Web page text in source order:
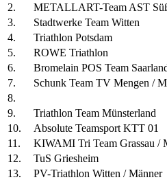
2.
METALLART-Team AST
3.
Stadtwerke Team Witten
4.
Triathlon Potsdam
5.
ROWE Triathlon
6.
Bromelain POS Team
7.
Schunk Team TV Mengen /
8.
9.
Triathlon Team Münsterland
10.
Absolute Teamsport KTT 01
11.
KIWAMI Tri Team Grassau /
12.
TuS Griesheim
13.
PV-Triathlon Witten / Männer